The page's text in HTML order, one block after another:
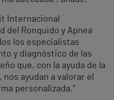
Internacional
del Ronquido y Apnea
los especialistas
y diagnóstico de las
que, con la ayuda de la
ayudan a valorar el
personalizada.”